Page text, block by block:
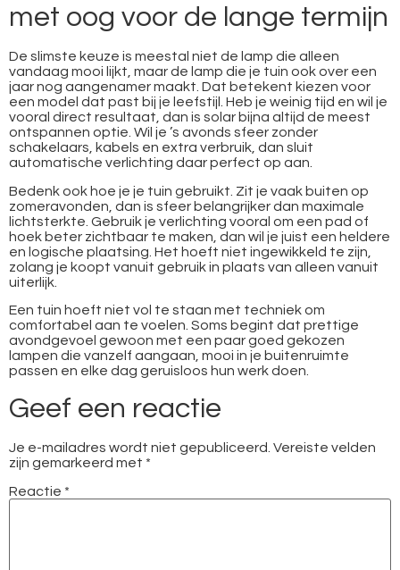
met oog voor de lange termijn
De slimste keuze is meestal niet de lamp die alleen
vandaag mooi lijkt, maar de lamp die je tuin ook over een
jaar nog aangenamer maakt. Dat betekent kiezen voor
een model dat past bij je leefstijl. Heb je weinig tijd en wil je
vooral direct resultaat, dan is solar bijna altijd de meest
ontspannen optie. Wil je ’s avonds sfeer zonder
schakelaars, kabels en extra verbruik, dan sluit
automatische verlichting daar perfect op aan.
Bedenk ook hoe je je tuin gebruikt. Zit je vaak buiten op
zomeravonden, dan is sfeer belangrijker dan maximale
lichtsterkte. Gebruik je verlichting vooral om een pad of
hoek beter zichtbaar te maken, dan wil je juist een heldere
en logische plaatsing. Het hoeft niet ingewikkeld te zijn,
zolang je koopt vanuit gebruik in plaats van alleen vanuit
uiterlijk.
Een tuin hoeft niet vol te staan met techniek om
comfortabel aan te voelen. Soms begint dat prettige
avondgevoel gewoon met een paar goed gekozen
lampen die vanzelf aangaan, mooi in je buitenruimte
passen en elke dag geruisloos hun werk doen.
Geef een reactie
Je e-mailadres wordt niet gepubliceerd. Vereiste velden
zijn gemarkeerd met *
Reactie *